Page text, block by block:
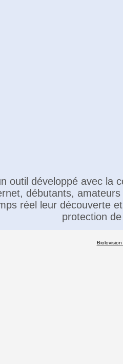
outil développé avec la
débutants,
réel leur découverte
protection
Biolovision